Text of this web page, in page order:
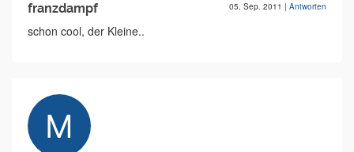
franzdampf 05. Sep. 2011 | Antworten
schon cool, der Kleine..